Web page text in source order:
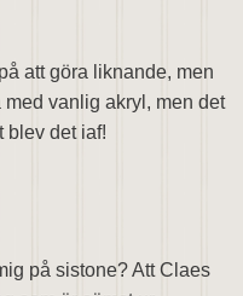
att göra liknande, men
vanlig akryl, men det
blev det iaf!
på sistone? Att Claes